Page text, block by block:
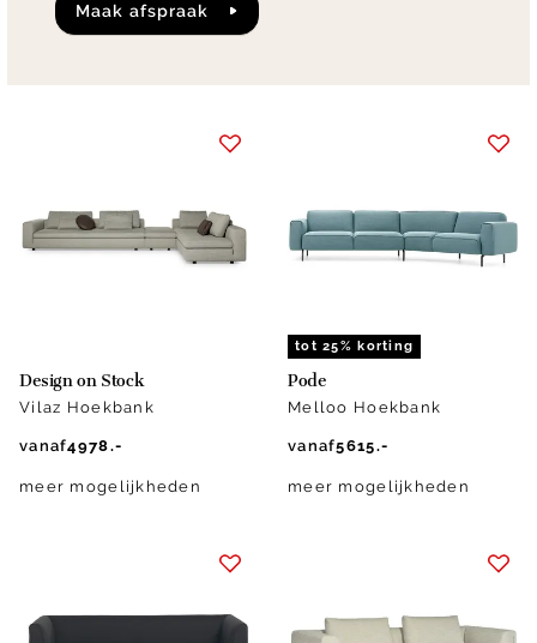
Design on Stock
Vilaz Hoekbank
vanaf4978.-
meer mogelijkheden
tot 25% korting
Pode
Melloo Hoekbank
vanaf5615.-
meer mogelijkheden
maak afspraak